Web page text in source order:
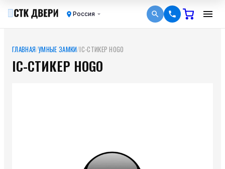
Россия
ГЛАВНАЯ/УМНЫЕ ЗАМКИ/IC-СТИКЕР HOGO
IC-СТИКЕР HOGO